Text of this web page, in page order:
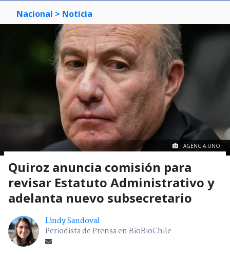
Nacional > Noticia
AGENCIA UNO.
Quiroz anuncia comisión para
revisar Estatuto Administrativo y
adelanta nuevo subsecretario
Lindy Sandoval
Periodista de Prensa en BioBioChile